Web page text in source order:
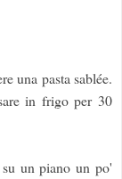
una pasta sablée.
in frigo per 30
un piano un po'